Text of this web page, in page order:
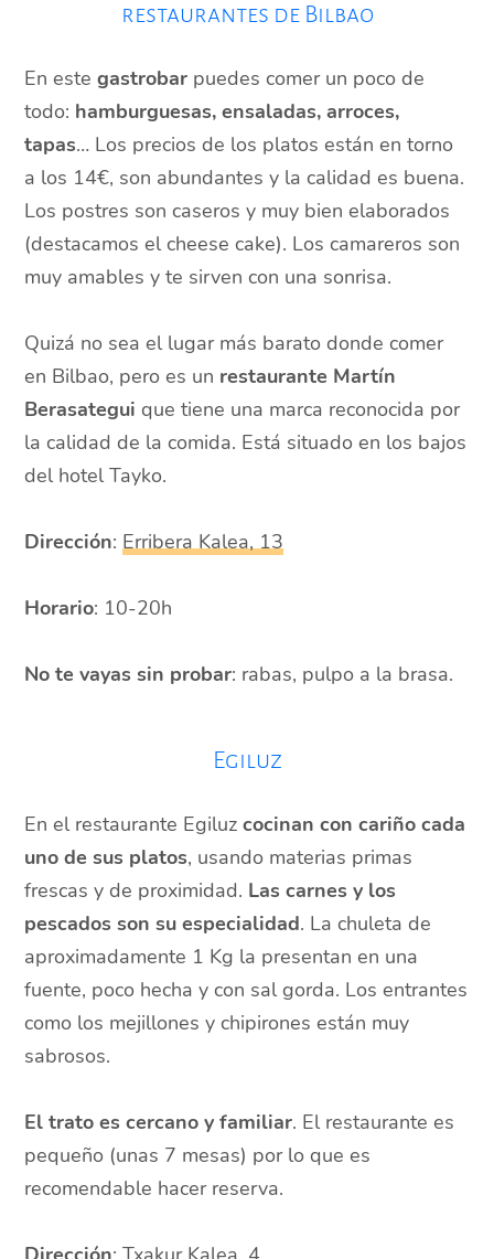
restaurantes de Bilbao
En estegastrobar puedes comer un poco de
todo: hamburguesas, ensaladas, arroces,
tapas… Los precios de los platos están en torno
a los 14€, son abundantes y la calidad es buena.
Los postres son caseros y muy bien elaborados
(destacamos el cheese cake). Los camareros son
muy amables y te sirven con una sonrisa.
Quizá no sea el lugar más barato donde comer
en Bilbao, pero es un restaurante Martín
Berasategui que tiene una marca reconocida por
la calidad de la comida. Está situado en los bajos
del hotel Tayko.
Dirección:Erribera Kalea, 13
Horario: 10-20h
No te vayas sin probar: rabas, pulpo a la brasa.
Egiluz
En el restaurante Egiluzcocinan con cariño cada
uno de sus platos, usando materias primas
frescas y de proximidad. Las carnes y los
pescados son su especialidad. La chuleta de
aproximadamente 1 Kg la presentan en una
fuente, poco hecha y con sal gorda. Los entrantes
como los mejillones y chipirones están muy
sabrosos.
El trato es cercano y familiar. El restaurante es
pequeño (unas 7 mesas) por lo que es
recomendable hacer reserva.